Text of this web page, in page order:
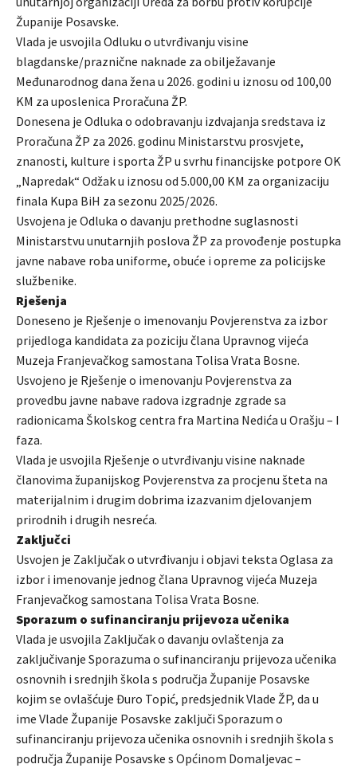
Županije Posavske.
Vlada je usvojila Odluku o utvrđivanju visine
blagdanske/praznične naknade za obilježavanje
Međunarodnog dana žena u 2026. godini u iznosu od 100,00
KM za uposlenica Proračuna ŽP.
Donesena je Odluka o odobravanju izdvajanja sredstava iz
Proračuna ŽP za 2026. godinu Ministarstvu prosvjete,
znanosti, kulture i sporta ŽP u svrhu financijske potpore OK
„Napredak“ Odžak u iznosu od 5.000,00 KM za organizaciju
finala Kupa BiH za sezonu 2025/2026.
Usvojena je Odluka o davanju prethodne suglasnosti
Ministarstvu unutarnjih poslova ŽP za provođenje postupka
javne nabave roba uniforme, obuće i opreme za policijske
službenike.
Rješenja
Doneseno je Rješenje o imenovanju Povjerenstva za izbor
prijedloga kandidata za poziciju člana Upravnog vijeća
Muzeja Franjevačkog samostana Tolisa Vrata Bosne.
Usvojeno je Rješenje o imenovanju Povjerenstva za
provedbu javne nabave radova izgradnje zgrade sa
radionicama Školskog centra fra Martina Nedića u Orašju – I
faza.
Vlada je usvojila Rješenje o utvrđivanju visine naknade
članovima županijskog Povjerenstva za procjenu šteta na
materijalnim i drugim dobrima izazvanim djelovanjem
prirodnih i drugih nesreća.
Zaključci
Usvojen je Zaključak o utvrđivanju i objavi teksta Oglasa za
izbor i imenovanje jednog člana Upravnog vijeća Muzeja
Franjevačkog samostana Tolisa Vrata Bosne.
Sporazum o sufinanciranju prijevoza učenika
Vlada je usvojila Zaključak o davanju ovlaštenja za
zaključivanje Sporazuma o sufinanciranju prijevoza učenika
osnovnih i srednjih škola s područja Županije Posavske
kojim se ovlašćuje Đuro Topić, predsjednik Vlade ŽP, da u
ime Vlade Županije Posavske zaključi Sporazum o
sufinanciranju prijevoza učenika osnovnih i srednjih škola s
područja Županije Posavske s Općinom Domaljevac –